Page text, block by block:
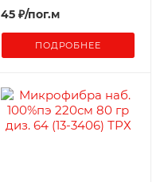
45₽/пог.м
ПОДРОБНЕЕ